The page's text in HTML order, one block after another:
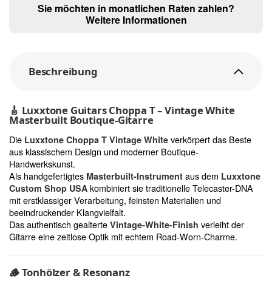
Sie möchten in monatlichen Raten zahlen?
Weitere Informationen
Beschreibung
🎸 Luxxtone Guitars Choppa T – Vintage White
Masterbuilt Boutique-Gitarre
Die Luxxtone Choppa T Vintage White verkörpert das Beste
aus klassischem Design und moderner Boutique-
Handwerkskunst.
Als handgefertigtes Masterbuilt-Instrument aus dem Luxxtone
Custom Shop USA kombiniert sie traditionelle Telecaster-DNA
mit erstklassiger Verarbeitung, feinsten Materialien und
beeindruckender Klangvielfalt.
Das authentisch gealterte Vintage-White-Finish verleiht der
Gitarre eine zeitlose Optik mit echtem Road-Worn-Charme.
🪵Tonhölzer & Resonanz